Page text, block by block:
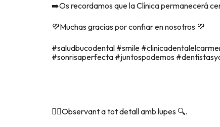
➡️Os recordamos que la Clínica permanecerá
💜Muchas gracias por confiar en nosotros 💜
#saludbucodental #smile
#sonrisaperfecta #juntospodemos
👉🏽Observant a tot detall amb lupes 🔍.